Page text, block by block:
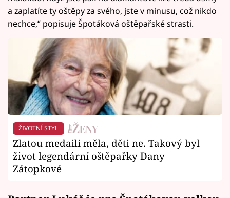
a zaplatíte ty oštěpy za svého, jste v minusu, což nikdo
nechce,“ popisuje Špotáková oštěpařské strasti.
ŽIVOTNÍ STYL
Zlatou medaili měla, děti ne. Takový byl
život legendární oštěpařky Dany
Zátopkové